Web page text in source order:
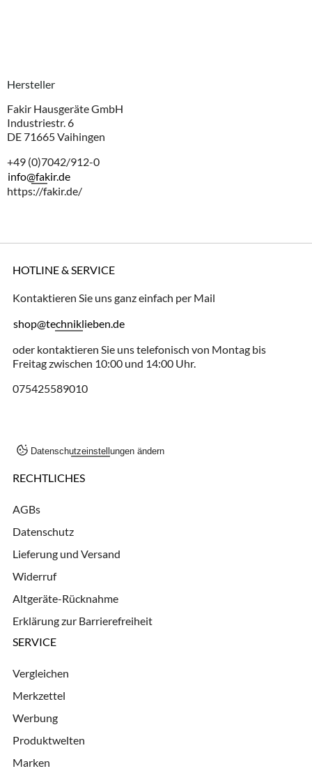
Hersteller
Fakir Hausgeräte GmbH
Industriestr. 6
DE 71665 Vaihingen
+49 (0)7042/912-0
info@fakir.de
https://fakir.de/
HOTLINE & SERVICE
Kontaktieren Sie uns ganz einfach per Mail
shop@techniklieben.de
oder kontaktieren Sie uns telefonisch von Montag bis
Freitag zwischen 10:00 und 14:00 Uhr.
075425589010
Datenschutzeinstellungen ändern
RECHTLICHES
AGBs
Datenschutz
Lieferung und Versand
Widerruf
Altgeräte-Rücknahme
Erklärung zur Barrierefreiheit
SERVICE
Vergleichen
Merkzettel
Werbung
Produktwelten
Marken